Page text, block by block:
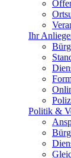
Ihr
Politik &